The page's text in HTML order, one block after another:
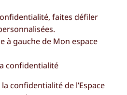
, faites défiler
.
à gauche de Mon espace
confidentialité
la confidentialité de l’Espace